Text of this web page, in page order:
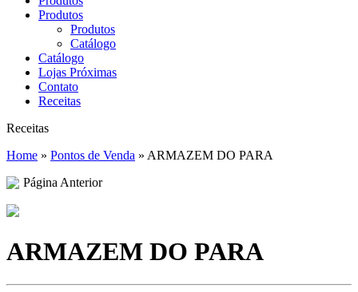
Produtos
Produtos
Catálogo
Catálogo
Lojas Próximas
Contato
Receitas
Receitas
Home » Pontos de Venda » ARMAZEM DO PARA
Página Anterior
ARMAZEM DO PARA